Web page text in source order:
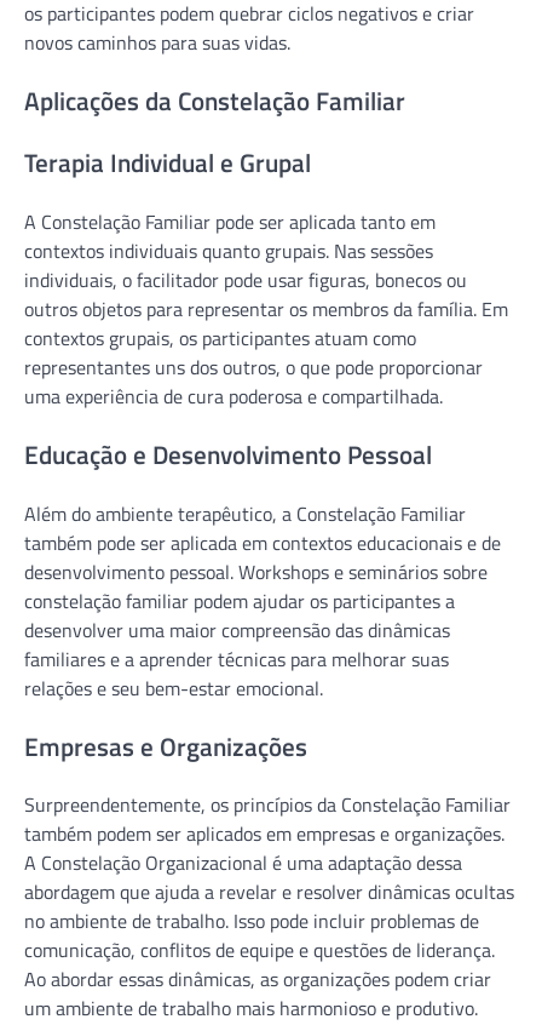
os participantes podem quebrar ciclos negativos e criar
novos caminhos para suas vidas.
Aplicações da Constelação Familiar
Terapia Individual e Grupal
A Constelação Familiar pode ser aplicada tanto em
contextos individuais quanto grupais. Nas sessões
individuais, o facilitador pode usar figuras, bonecos ou
outros objetos para representar os membros da família. Em
contextos grupais, os participantes atuam como
representantes uns dos outros, o que pode proporcionar
uma experiência de cura poderosa e compartilhada.
Educação e Desenvolvimento Pessoal
Além do ambiente terapêutico, a Constelação Familiar
também pode ser aplicada em contextos educacionais e de
desenvolvimento pessoal. Workshops e seminários sobre
constelação familiar podem ajudar os participantes a
desenvolver uma maior compreensão das dinâmicas
familiares e a aprender técnicas para melhorar suas
relações e seu bem-estar emocional.
Empresas e Organizações
Surpreendentemente, os princípios da Constelação Familiar
também podem ser aplicados em empresas e organizações.
A Constelação Organizacional é uma adaptação dessa
abordagem que ajuda a revelar e resolver dinâmicas ocultas
no ambiente de trabalho. Isso pode incluir problemas de
comunicação, conflitos de equipe e questões de liderança.
Ao abordar essas dinâmicas, as organizações podem criar
um ambiente de trabalho mais harmonioso e produtivo.